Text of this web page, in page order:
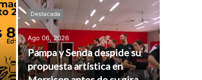
Destacada
Ago 06, 2026
Pampa y Senda despide su
propuesta artística en